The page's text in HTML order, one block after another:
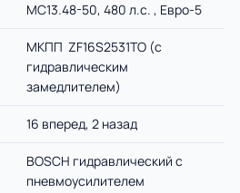
МС13.48-50, 480 л.с. , Евро-5
МКПП ZF16S2531TO (с
гидравлическим
замедлителем)
16 вперед, 2 назад
BOSCH гидравлический с
пневмоусилителем